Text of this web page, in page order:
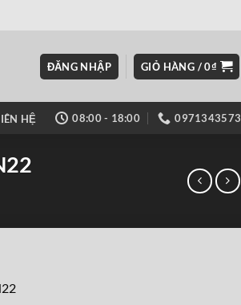
ĐĂNG NHẬP GIỎ HÀNG /0₫
HỆ 08:00 - 18:00 0971343573